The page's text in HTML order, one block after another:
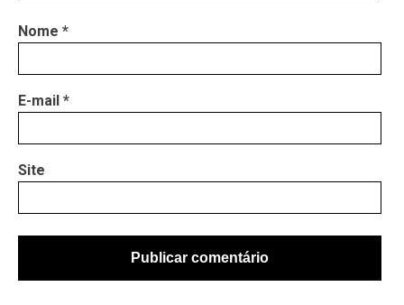
Nome *
E-mail *
Site